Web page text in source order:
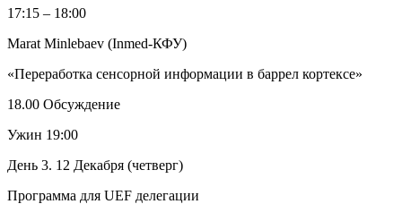
17:15 – 18:00
Marat Minlebaev (Inmed-КФУ)
«Переработка сенсорной информации в баррел кортексе»
18.00 Обсуждение
Ужин 19:00
День 3. 12 Декабря (четверг)
Программа для UEF делегации